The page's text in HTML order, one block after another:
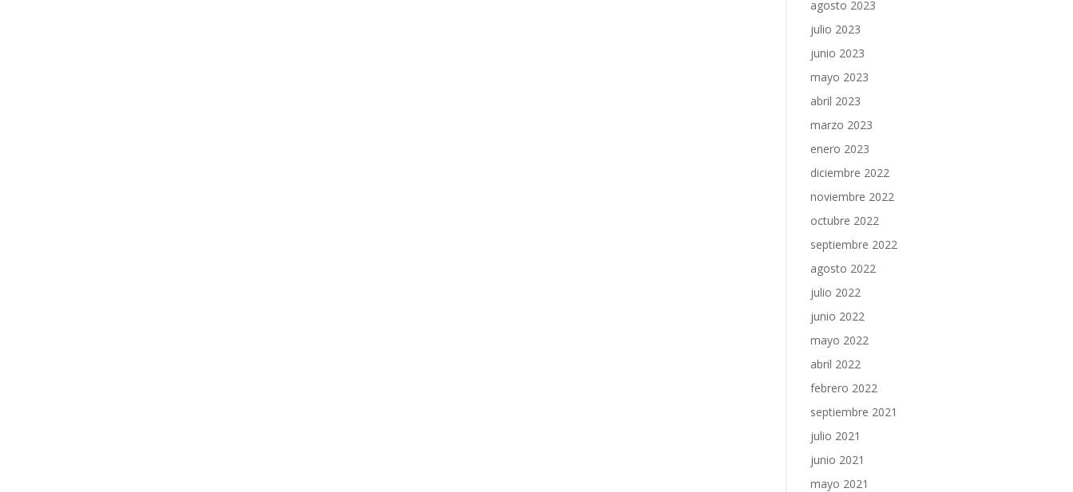
agosto 2023
julio 2023
junio 2023
mayo 2023
abril 2023
marzo 2023
enero 2023
diciembre 2022
noviembre 2022
octubre 2022
septiembre 2022
agosto 2022
julio 2022
junio 2022
mayo 2022
abril 2022
febrero 2022
septiembre 2021
julio 2021
junio 2021
mayo 2021